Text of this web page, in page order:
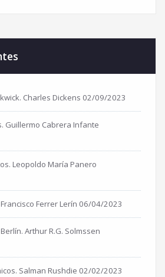
Charles Dickens 02/09/2023
Guillermo Cabrera Infante
Leopoldo María Panero
Ferrer Lerín 06/04/2023
Arthur R.G. Solmssen
Salman Rushdie 02/02/2023